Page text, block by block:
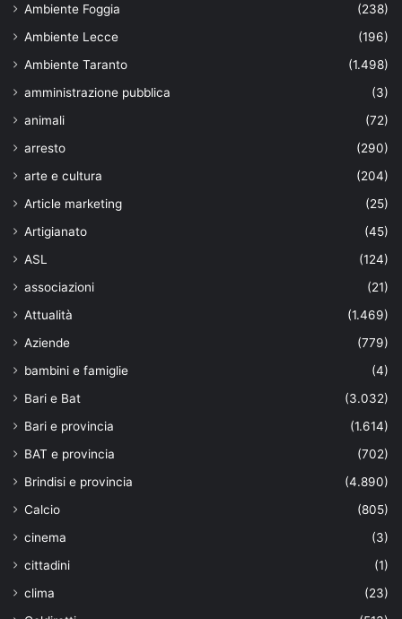
Ambiente Foggia
(238)
Ambiente Lecce
(196)
Ambiente Taranto
(1.498)
amministrazione pubblica
(3)
animali
(72)
arresto
(290)
arte e cultura
(204)
Article marketing
(25)
Artigianato
(45)
ASL
(124)
associazioni
(21)
Attualità
(1.469)
Aziende
(779)
bambini e famiglie
(4)
Bari e Bat
(3.032)
Bari e provincia
(1.614)
BAT e provincia
(702)
Brindisi e provincia
(4.890)
Calcio
(805)
cinema
(3)
cittadini
(1)
clima
(23)